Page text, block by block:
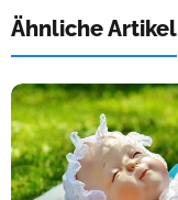
Ähnliche Artikel